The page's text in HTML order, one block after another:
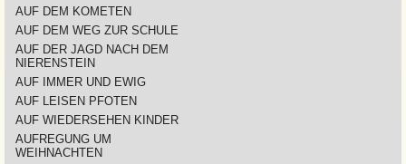
AUF DEM KOMETEN
AUF DEM WEG ZUR SCHULE
AUF DER JAGD NACH DEM
NIERENSTEIN
AUF IMMER UND EWIG
AUF LEISEN PFOTEN
AUF WIEDERSEHEN KINDER
AUFREGUNG UM
WEIHNACHTEN